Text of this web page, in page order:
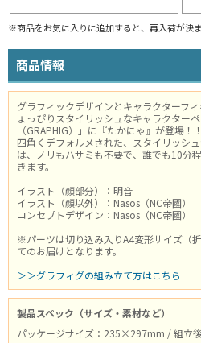
※商品をお気に入りに追加すると、再入荷が決
商品情報
グラフィックデザインとキャラクターフ
ょっぴりスタイリッシュなキャラクター
（GRAPHIG）」に『たかにゃ』が登場！！
四角くデフォルメされた、スタイリッシ
は、ノリもハサミも不要で、誰でも10分
きます。
イラスト（顔部分）：明音
イラスト（顔以外）：Nasos（NC帝國）
コンセプトデザイン：Nasos（NC帝國）
※パーツは切り込み入りA4変形サイズ（
てのお届けとなります。
＞＞グラフィグの組み立て方はこちら
製品スペック（サイズ・素材など）
パッケージサイズ：235×297mm / 組立